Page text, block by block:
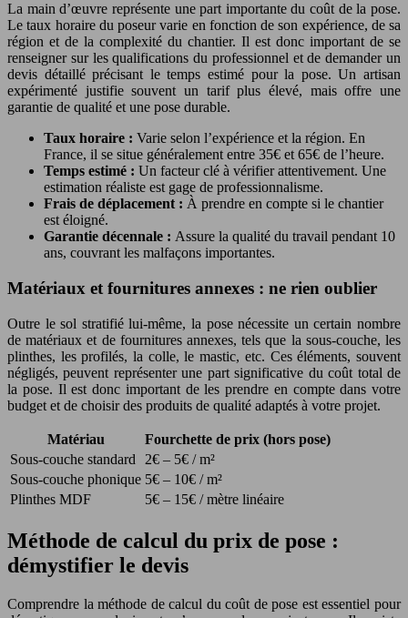
La main d’œuvre représente une part importante du coût de la pose.
Le taux horaire du poseur varie en fonction de son expérience, de sa
région et de la complexité du chantier. Il est donc important de se
renseigner sur les qualifications du professionnel et de demander un
devis détaillé précisant le temps estimé pour la pose. Un artisan
expérimenté justifie souvent un tarif plus élevé, mais offre une
garantie de qualité et une pose durable.
Taux horaire : Varie selon l’expérience et la région. En
France, il se situe généralement entre 35€ et 65€ de l’heure.
Temps estimé : Un facteur clé à vérifier attentivement. Une
estimation réaliste est gage de professionnalisme.
Frais de déplacement : À prendre en compte si le chantier
est éloigné.
Garantie décennale : Assure la qualité du travail pendant 10
ans, couvrant les malfaçons importantes.
Matériaux et fournitures annexes : ne rien oublier
Outre le sol stratifié lui-même, la pose nécessite un certain nombre
de matériaux et de fournitures annexes, tels que la sous-couche, les
plinthes, les profilés, la colle, le mastic, etc. Ces éléments, souvent
négligés, peuvent représenter une part significative du coût total de
la pose. Il est donc important de les prendre en compte dans votre
budget et de choisir des produits de qualité adaptés à votre projet.
Matériau
Fourchette de prix (hors pose)
Sous-couche standard
2€ – 5€ / m²
Sous-couche phonique 5€ – 10€ / m²
Plinthes MDF
5€ – 15€ / mètre linéaire
Méthode de calcul du prix de pose :
démystifier le devis
Comprendre la méthode de calcul du coût de pose est essentiel pour